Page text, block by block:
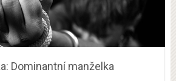
Dominantní manželka